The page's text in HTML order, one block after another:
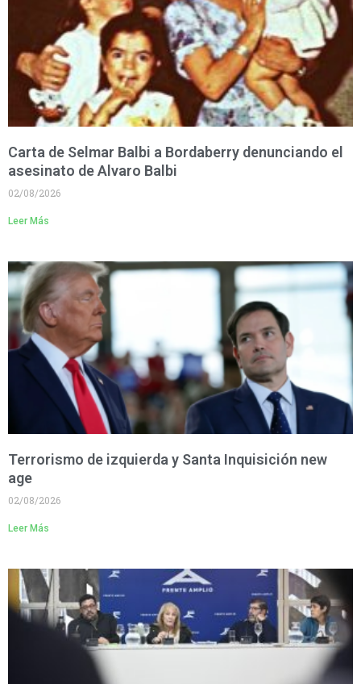
Carta de Selmar Balbi a Bordaberry denunciando el
asesinato de Alvaro Balbi
02/08/2026
Leer Más
Terrorismo de izquierda y Santa Inquisición new
age
02/08/2026
Leer Más